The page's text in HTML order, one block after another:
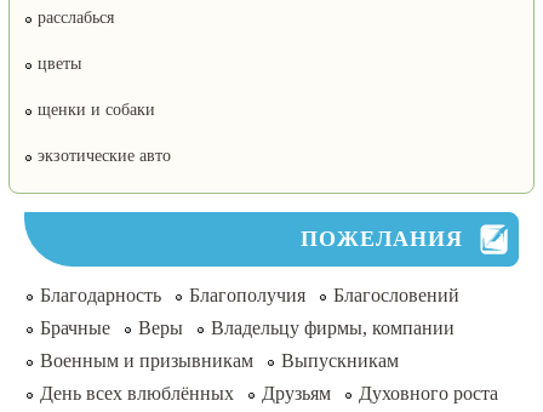
расслабься
цветы
щенки и собаки
экзотические авто
ПОЖЕЛАНИЯ
Благодарность Благополучия
Благословений
Брачные
Веры
Владельцу фирмы, компании
Военным и призывникам
Выпускникам
День всех влюблённых
Друзьям
Духовного роста